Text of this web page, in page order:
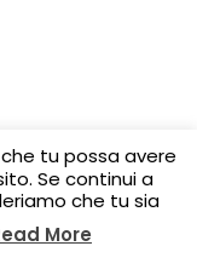
tu possa avere
Se continui a
che tu sia
More